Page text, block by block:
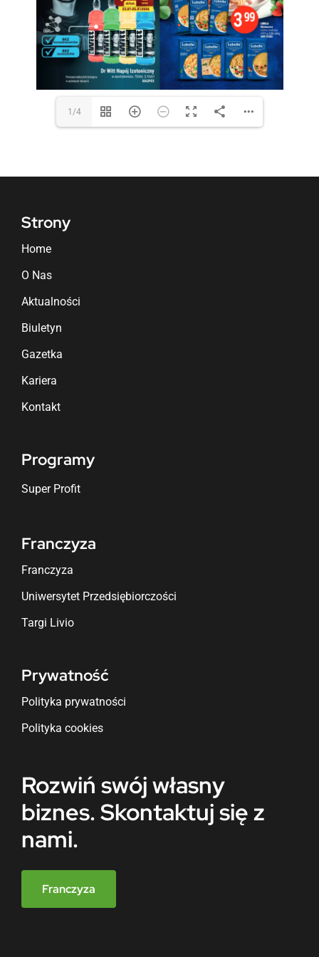
1/4
Strony
Home
O Nas
Aktualności
Biuletyn
Gazetka
Kariera
Kontakt
Programy
Super Profit
Franczyza
Franczyza
Uniwersytet Przedsiębiorczości
Targi Livio
Prywatność
Polityka prywatności
Polityka cookies
Rozwiń swój własny
biznes. Skontaktuj się z
nami.
Franczyza